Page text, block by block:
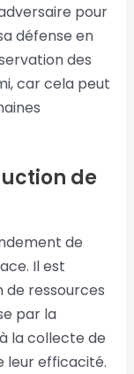
pour
défense en
des
car cela peut
de
de
Il est
ressources
par la
la collecte de
leur efficacité.